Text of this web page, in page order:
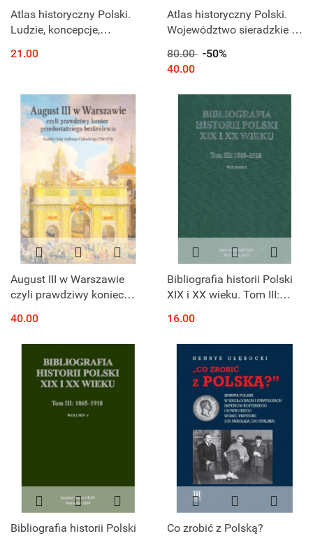
Atlas historyczny Polski.
Ludzie, koncepcje,
21.00
Atlas historyczny Polski.
Województwo sieradzkie i
XVI wieku, część I - mapy,
plany, część II...
80.00 -50%
40.00
August III w Warszawie
czyli prawdziwy koniec
bezkrólewia. Gazety i listy
40.00
Bibliografia historii Polski
XIX i XX wieku. Tom III:
16.00
Bibliografia historii Polski
Co zrobić z Polską?